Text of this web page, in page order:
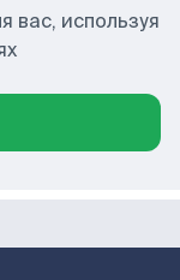
используя